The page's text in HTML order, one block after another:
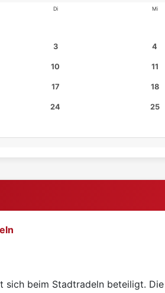
Di Mi
3 4
10 11
17 18
24 25
sich beim Stadtradeln beteiligt.